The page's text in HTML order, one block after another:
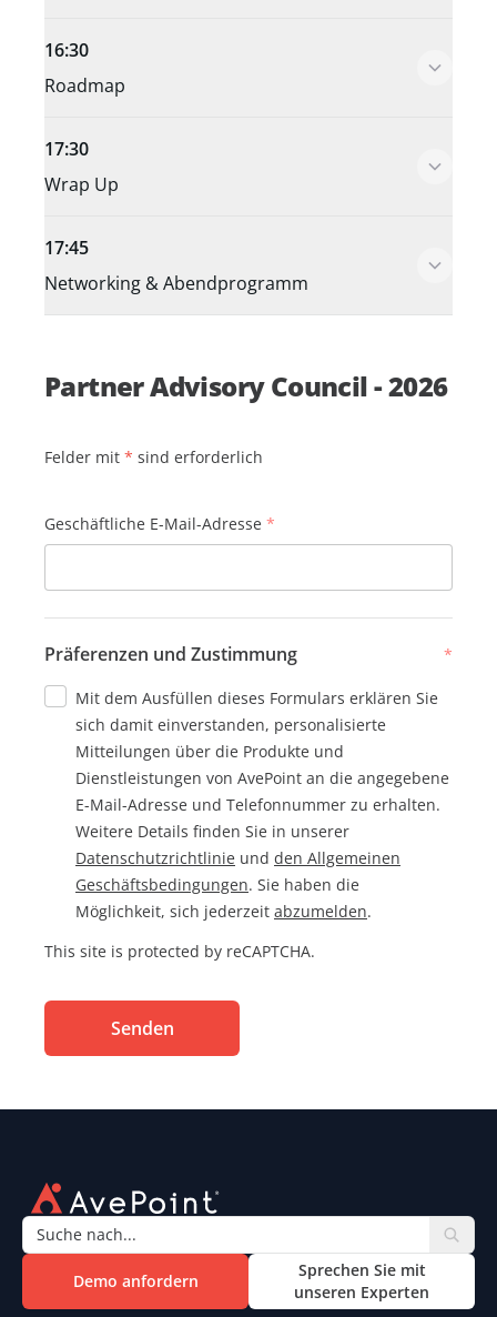
16:30
Roadmap
17:30
Wrap Up
17:45
Networking & Abendprogramm
Partner Advisory Council - 2026
Felder mit * sind erforderlich
*
Geschäftliche E-Mail-Adresse
*
Präferenzen und Zustimmung
Mit dem Ausfüllen dieses Formulars erklären Sie
sich damit einverstanden, personalisierte
Mitteilungen über die Produkte und
Dienstleistungen von AvePoint an die angegebene
E-Mail-Adresse und Telefonnummer zu erhalten.
Weitere Details finden Sie in unserer
Datenschutzrichtlinie und den Allgemeinen
Geschäftsbedingungen. Sie haben die
Möglichkeit, sich jederzeit abzumelden.
This site is protected by reCAPTCHA.
Senden
Demo anfordern
Sprechen Sie mit
unseren Experten